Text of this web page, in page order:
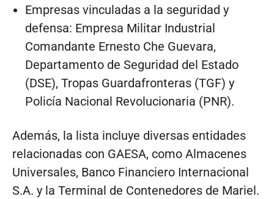
Empresas vinculadas a la seguridad y
defensa: Empresa Militar Industrial
Comandante Ernesto Che Guevara,
Departamento de Seguridad del Estado
(DSE), Tropas Guardafronteras (TGF) y
Policía Nacional Revolucionaria (PNR).
Además, la lista incluye diversas entidades
relacionadas con GAESA, como Almacenes
Universales, Banco Financiero Internacional
S.A. y la Terminal de Contenedores de Mariel.